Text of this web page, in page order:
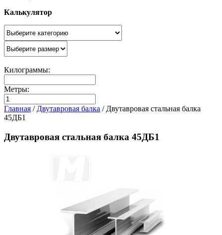
Калькулятор
Килограммы:
Метры:
Главная / Двутавровая балка / Двутавровая стальная балка
45ДБ1
Двутавровая стальная балка 45ДБ1